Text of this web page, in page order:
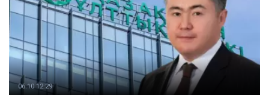
06.10 12:29